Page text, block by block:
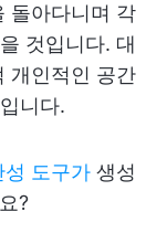
돌아다니며 각
것입니다. 대
개인적인 공간
니다.
성 도구가 생성
?